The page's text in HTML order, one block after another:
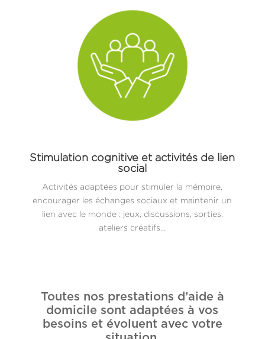
Stimulation cognitive et activités de lien
social
Activités adaptées pour stimuler la mémoire,
encourager les échanges sociaux et maintenir un
lien avec le monde : jeux, discussions, sorties,
ateliers créatifs…
Toutes nos prestations d’aide à
domicile sont adaptées à vos
besoins et évoluent avec votre